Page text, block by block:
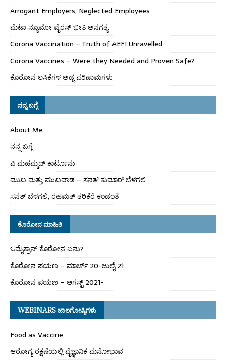
Arrogant Employers, Neglected Employees
ಮೆಟಾ ನ್ಯೂಮೋ ವೈರಸ್ ಭೀತಿ ಅನಗತ್ಯ
Corona Vaccination – Truth of AEFI Unravelled
Corona Vaccines – Were they Needed and Proven Safe?
ಕೊರೋನ ಲಸಿಕೆಗಳ ಅಡ್ಡ ಪರಿಣಾಮಗಳು
ನನ್ನ ಬಗ್ಗೆ
About Me
ನನ್ನ ಬಗ್ಗೆ
ಪಿ ಮಹಮ್ಮದ್ ಕಾರ್ಟೂನು
ಮುಖ ಮತ್ತು ಮುಖವಾಡ – ಸನತ್ ಕುಮಾರ್ ಬೆಳಗಲಿ
ಸನತ್ ಬೆಳಗಲಿ, ರಹಮತ್ ತರಿಕೆರೆ ಕಂಡಂತೆ
ಕೊರೋನ ಮಾಹಿತಿ
ಒಮೈಕ್ರಾನ್ ಕೊರೋನ ಏನು?
ಕೊರೋನ ಪಯಣ – ಮಾರ್ಚ್ 20-ಜುಲೈ 21
ಕೊರೋನ ಪಯಣ – ಆಗಸ್ಟ್ 2021-
WEBINARS ಜಾಲಗೋಷ್ಠಿಗಳು
Food as Vaccine
ಆರೋಗ್ಯ ರಕ್ಷಣೆಯಲ್ಲಿ ವೈಜ್ಞಾನಿಕ ಮನೋಭಾವ